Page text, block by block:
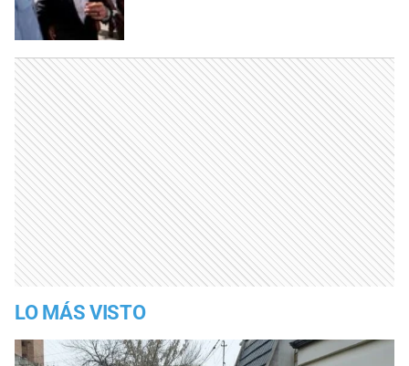
LO MÁS VISTO